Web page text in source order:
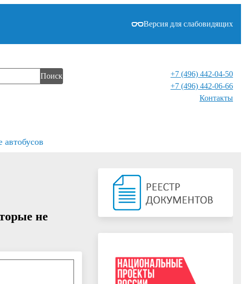
Версия для слабовидящих
Поиск
+7 (496) 442-04-50
+7 (496) 442-06-66
Контакты⁠
автобусов
не